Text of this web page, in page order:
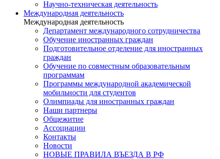
Научно-техническая деятельность
Международная деятельность
Международная деятельность
Департамент международного сотрудничества
Обучение иностранных граждан
Подготовительное отделение для иностранных
граждан
Обучение по совместным образовательным
программам
Программы международной академической
мобильности для студентов
Олимпиады для иностранных граждан
Наши партнеры
Общежитие
Ассоциации
Контакты
Новости
НОВЫЕ ПРАВИЛА ВЪЕЗДА В РФ